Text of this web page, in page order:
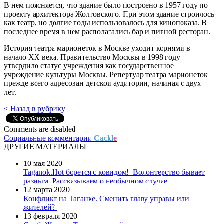
В нем поясняется, что здание было построено в 1957 году по
проекту архитектора Жолтовского. При этом здание строилось
как театр, но долгие годы использовалось для кинопоказа. В
последнее время в нем располагались бар и пивной ресторан.
История театра марионеток в Москве уходит корнями в
начало XX века. Правительство Москвы в 1998 году
утвердило статус учреждения как государственное
учреждение культуры Москвы. Репертуар театра марионеток
прежде всего адресован детской аудитории, начиная с двух
лет.
< Назад в рубрику
Comments are disabled
Социальные комментарии Cackle
ДРУГИЕ МАТЕРИАЛЫ
10 мая 2020
Taganok.Hot борется с ковидом! Волонтерство бывает
разным. Рассказываем о необычном случае
12 марта 2020
Конфликт на Таганке. Сменить главу управы или
жителей?
13 февраля 2020